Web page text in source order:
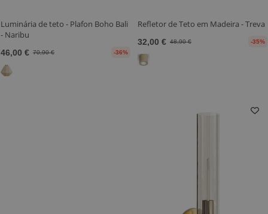
Luminária de teto - Plafon Boho Bali
- Naribu
46,00 € 70,90 € -36%
Refletor de Teto em Madeira - Treva
32,00 € 48,90 € -35%